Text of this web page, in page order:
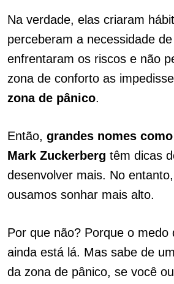
Na verdade, elas criaram
perceberam a necessidade
enfrentaram os riscos e não
zona de conforto as
zona de pânico.
Então, grandes nomes
Mark Zuckerberg têm dicas
desenvolver mais. No
ousamos sonhar mais alto.
Por que não? Porque o medo
ainda está lá. Mas sabe de
da zona de pânico, se você